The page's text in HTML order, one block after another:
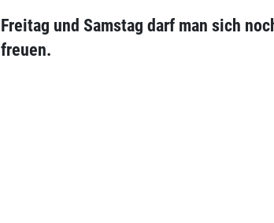
Freitag und Samstag darf man sich
freuen.